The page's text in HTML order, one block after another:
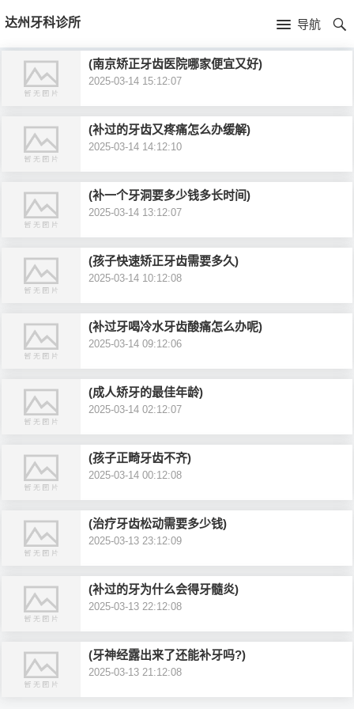
达州牙科诊所 导航
首
(南京矫正牙齿医院哪家便宜又好)
2025-03-14 15:12:07
(补过的牙齿又疼痛怎么办缓解)
2025-03-14 14:12:10
(补一个牙洞要多少钱多长时间)
2025-03-14 13:12:07
(孩子快速矫正牙齿需要多久)
2025-03-14 10:12:08
(补过牙喝冷水牙齿酸痛怎么办呢)
2025-03-14 09:12:06
(成人矫牙的最佳年龄)
2025-03-14 02:12:07
(孩子正畸牙齿不齐)
2025-03-14 00:12:08
(治疗牙齿松动需要多少钱)
2025-03-13 23:12:09
(补过的牙为什么会得牙髓炎)
2025-03-13 22:12:08
(牙神经露出来了还能补牙吗?)
2025-03-13 21:12:08